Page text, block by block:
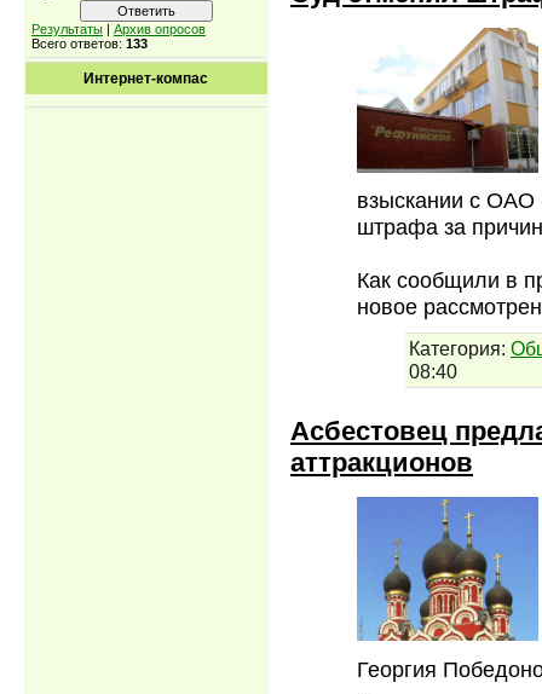
Результаты | Архив опросов
Всего ответов: 133
Интернет-компас
взыскании с ОАО
штрафа за
Как сообщили в
новое
Категория:
08:40
Асбестовец
аттракционов
Георгия